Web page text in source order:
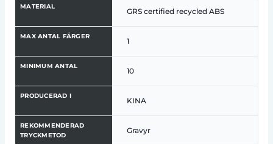
MATERIAL
GRS certified recycled ABS
MAX ANTAL FÄRGER
1
MINIMUM ANTAL
10
PRODUCERAD I
KINA
REKOMMENDERAD
TRYCKMETOD
Gravyr